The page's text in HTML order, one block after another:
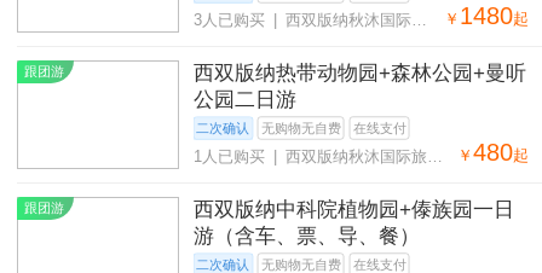
￥ 1480起
3人已购买 | 西双版纳秋沐国际旅
跟团游
西双版纳热带动物园+森林公园+曼听
公园二日游
二次确认 无购物无自费 在线支付
￥ 480起
1人已购买 | 西双版纳秋沐国际旅行
跟团游
西双版纳中科院植物园+傣族园一日
游（含车、票、导、餐）
二次确认 无购物无自费 在线支付